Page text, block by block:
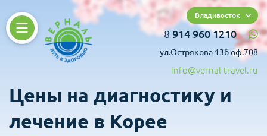
Владивосток
8 914 960 1210
ул.Острякова 13б оф.708
info@vernal-travel.ru
Цены на диагностику и
лечение в Корее